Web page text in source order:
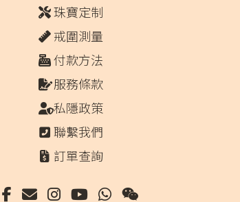
珠寶定制
戒圍測量
付款方法
服務條款
私隱政策
聯繫我們
訂單查詢